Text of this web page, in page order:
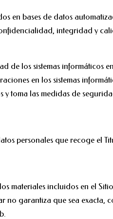
en bases de datos
integridad y
de los sistemas
en los sistemas
toma las medidas de
personales que recoge el
materiales incluidos en el
garantiza que sea